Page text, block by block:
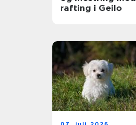
rafting i Geilo